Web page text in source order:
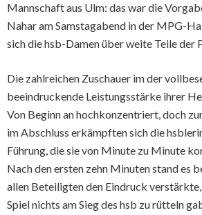
Mannschaft aus Ulm: das war die
Nahar am Samstagabend in der MPG-
sich die hsb-Damen über weite Teile der
Die zahlreichen Zuschauer im der
beeindruckende Leistungsstärke ihrer
Von Beginn an hochkonzentriert, doch
im Abschluss erkämpften sich die
Führung, die sie von Minute zu Minute
Nach den ersten zehn Minuten stand es
allen Beteiligten den Eindruck verstärkte,
Spiel nichts am Sieg des hsb zu rütteln